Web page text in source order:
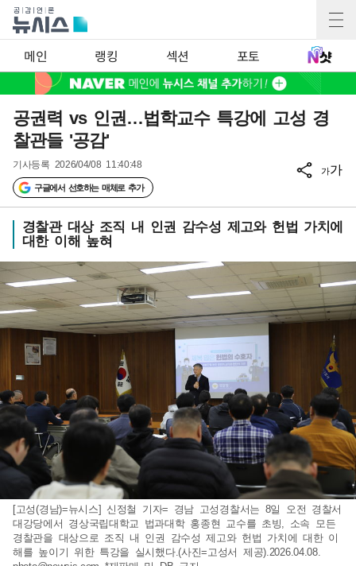
메인 랭킹 섹션 포토
공권력 vs 인권…법학교수 특강에 고성 경
찰관들 '공감'
기사등록 2026/04/08 11:40:48
구글에서 선호하는 매체로 추가
가가
경찰관 대상 조직 내 인권 감수성 제고와 헌법 가치에
대한 이해 높혀
[고성(경남)=뉴시스] 신정철 기자= 경남 고성경찰서는 8일 오전 경찰서
대강당에서 경상국립대학교 법과대학 홍종현 교수를 초빙, 소속 모든
경찰관을 대상으로 조직 내 인권 감수성 제고와 헌법 가치에 대한 이
해를 높이기 위한 특강을 실시했다.(사진=고성서 제공).2026.04.08.